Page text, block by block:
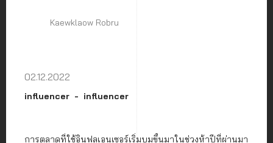
Kaewklaow Robru
02.12.2022
influencer influencer
การตลาดที่ใช้อินฟลูเอนเซอร์เริ่มบูมขึ้นมาในช่วงห้าปีที่ผ่านมา